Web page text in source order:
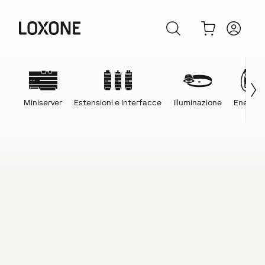
Miniserver Estensioni e Interfacce Illuminazione Energia